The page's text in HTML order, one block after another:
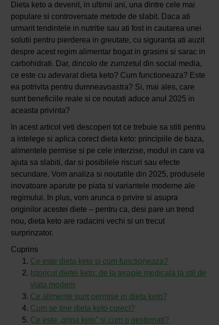
Dieta keto a devenit, in ultimii ani, una dintre cele mai
populare si controversate metode de slabit. Daca ati
urmarit tendintele in nutritie sau ati fost in cautarea unei
solutii pentru pierderea in greutate, cu siguranta ati auzit
despre acest regim alimentar bogat in grasimi si sarac in
carbohidrati. Dar, dincolo de zumzetul din social media,
ce este cu adevarat dieta keto? Cum functioneaza? Este
ea potrivita pentru dumneavoastra? Si, mai ales, care
sunt beneficiile reale si ce noutati aduce anul 2025 in
aceasta privinta?
In acest articol veti descoperi tot ce trebuie sa stiti pentru
a intelege si aplica corect dieta keto: principiile de baza,
alimentele permise si pe cele interzise, modul in care va
ajuta sa slabiti, dar si posibilele riscuri sau efecte
secundare. Vom analiza si noutatile din 2025, produsele
inovatoare aparute pe piata si variantele moderne ale
regimului. In plus, vom arunca o privire si asupra
originilor acestei diete – pentru ca, desi pare un trend
nou, dieta keto are radacini vechi si un trecut
surprinzator.
Cuprins
Ce este dieta keto si cum functioneaza?
Istoricul dietei keto: de la terapie medicala la stil de
viata modern
Ce alimente sunt permise in dieta keto?
Cum se tine dieta keto corect?
Ce este „gripa keto” si cum o gestionati?